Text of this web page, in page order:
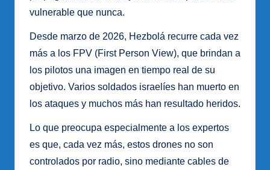
vulnerable que nunca.
Desde marzo de 2026, Hezbolá recurre cada vez
más a los FPV (First Person View), que brindan a
los pilotos una imagen en tiempo real de su
objetivo. Varios soldados israelíes han muerto en
los ataques y muchos más han resultado heridos.
Lo que preocupa especialmente a los expertos
es que, cada vez más, estos drones no son
controlados por radio, sino mediante cables de